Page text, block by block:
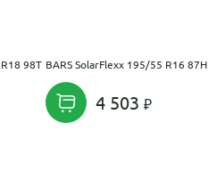
98T BARS SolarFlexx 195/55 R16 87H
4 503